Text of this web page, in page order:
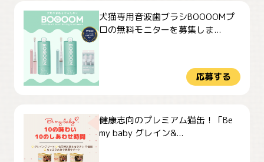
犬猫専用音波歯ブラシBOOOOMプ
ロの無料モニターを募集しま...
応募する
健康志向のプレミアム猫缶！「Be
my baby グレイン&...